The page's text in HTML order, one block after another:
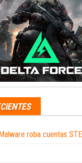
roba cuentas